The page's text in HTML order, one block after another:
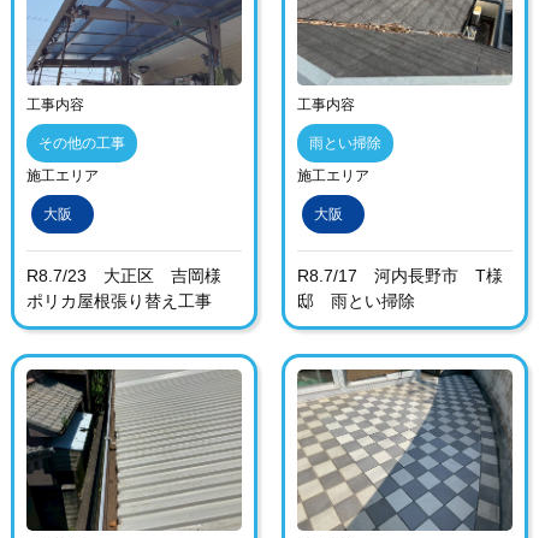
工事内容
その他の工事
施工エリア
大阪
R8.7/23 大正区 吉岡様
ポリカ屋根張り替え工事
工事内容
雨とい掃除
施工エリア
大阪
R8.7/17 河内長野市 T様
邸 雨とい掃除